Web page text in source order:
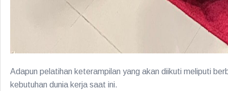
Adapun pelatihan keterampilan yang akan diikuti meliputi
kebutuhan dunia kerja saat ini.